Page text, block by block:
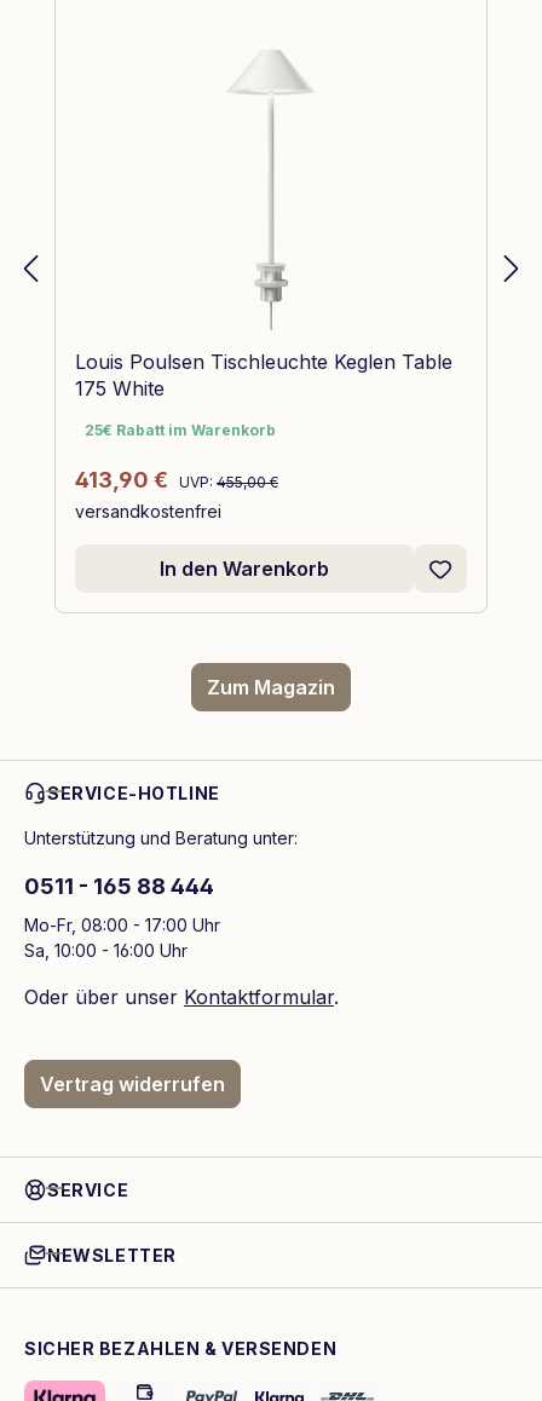
Louis Poulsen Tischleuchte Keglen Table
175 White
25€ Rabatt im Warenkorb
25€ Rabatt im Warenkorb
Verkaufspreis:
413,90 € Regulärer Preis:
UVP: 455,00 €
versandkostenfrei
In den Warenkorb
Zum Magazin
SERVICE-HOTLINE
Unterstützung und Beratung unter:
0511 - 165 88 444
Mo-Fr, 08:00 - 17:00 Uhr
Sa, 10:00 - 16:00 Uhr
Oder über unser Kontaktformular.
Vertrag widerrufen
SERVICE
NEWSLETTER
SICHER BEZAHLEN & VERSENDEN